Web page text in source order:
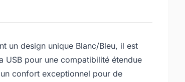
un design unique Blanc/Bleu, il est
pour une compatibilité étendue
confort exceptionnel pour de